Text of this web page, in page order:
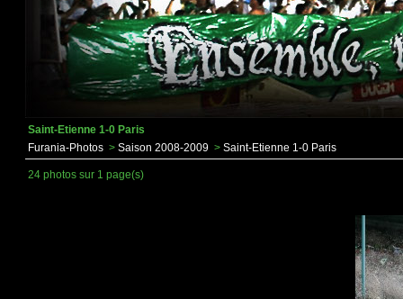
Saint-Etienne 1-0 Paris
Furania-Photos > Saison 2008-2009 > Saint-Etienne 1-0 Paris
24 photos sur 1 page(s)